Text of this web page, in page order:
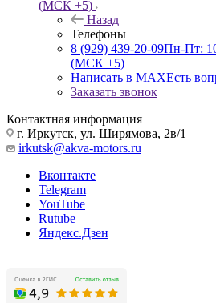
(МСК +5)
Назад
Телефоны
8 (929) 439-20-09Пн-Пт:
(МСК +5)
Написать в MAXЕсть
Заказать звонок
Контактная информация
г. Иркутск, ул. Ширямова, 2в/1
irkutsk@akva-motors.ru
Вконтакте
Telegram
YouTube
Rutube
Яндекс.Дзен